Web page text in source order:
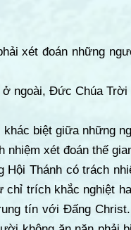
xét đoán những
ngoài, Đức Chúa
biệt giữa những
nhiệm xét đoán thế
Hội Thánh có trách
chỉ trích khắc nghiệt
tín với Đấng